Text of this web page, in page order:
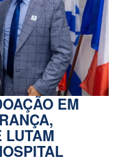
EM
LUTAM